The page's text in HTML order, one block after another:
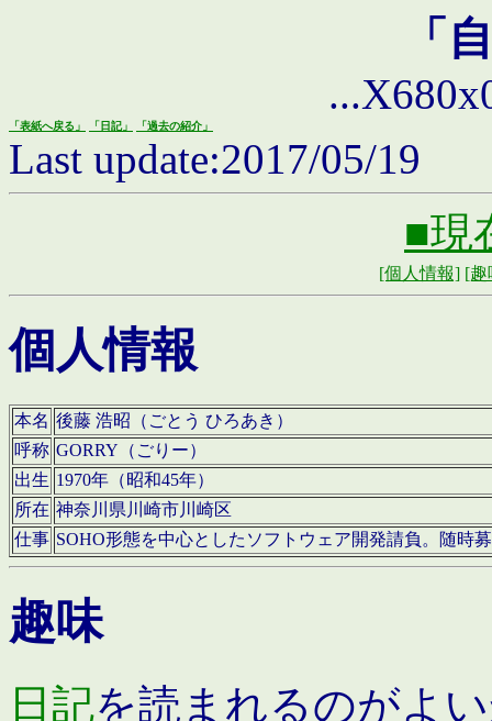
「
「表紙へ戻る」 「日記」 「過去の紹介」
Last update:2017/05/19
■現
[個人情報] [趣
個人情報
本名 後藤 浩昭（ごとう ひろあき）
呼称 GORRY（ごりー）
出生 1970年（昭和45年）
所在 神奈川県川崎市川崎区
仕事 SOHO形態を中心としたソフトウェア開発請負。随時
趣味
日記を読まれるのがよ